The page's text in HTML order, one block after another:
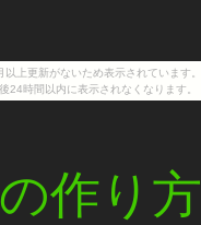
上更新がないため表示されています。
24時間以内に表示されなくなります。
作り方